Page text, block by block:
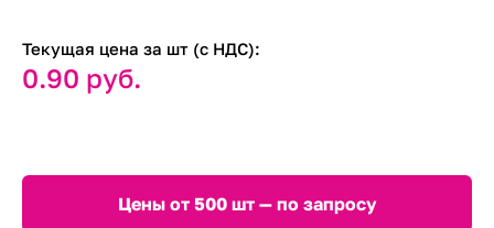
Текущая цена за шт (с НДС):
0.90 руб.
Цены от 500 шт — по запросу